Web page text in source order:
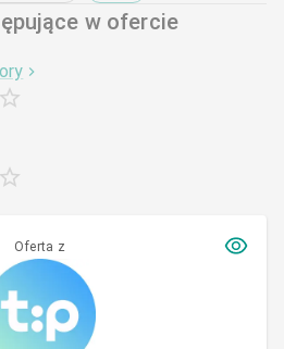
w ofercie
Oferta z